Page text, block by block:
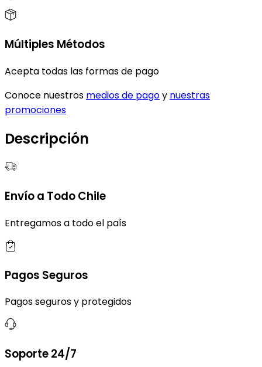
Múltiples Métodos
Acepta todas las formas de pago
Conoce nuestros medios de pagoy nuestras
promociones
Descripción
Envío a Todo Chile
Entregamos a todo el país
Pagos Seguros
Pagos seguros y protegidos
Soporte 24/7